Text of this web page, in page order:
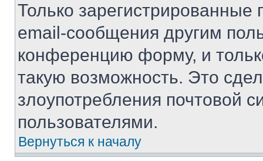
Только зарегистрированные
email-сообщения другим
конференцию форму, и
такую возможность. Это
злоупотребления почтовой
пользователями.
Вернуться к началу